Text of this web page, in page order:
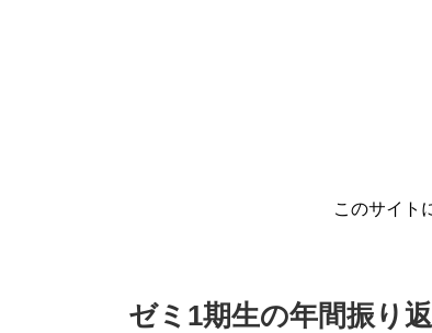
このサイト
ゼミ1期生の年間振り